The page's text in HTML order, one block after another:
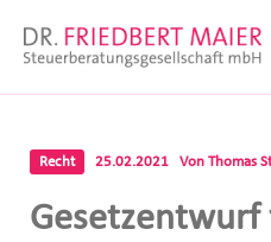
Inhalt
Recht 25.02.2021 Von Thomas
Gesetzentwurf